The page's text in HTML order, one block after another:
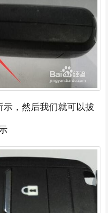
，然后我们就可以拔